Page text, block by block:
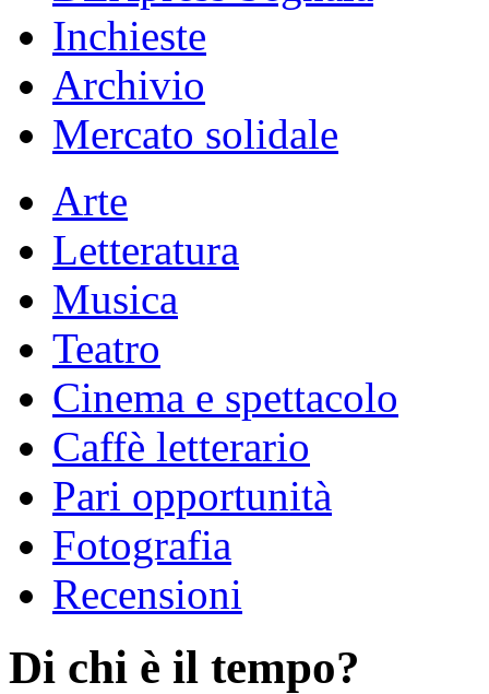
Inchieste
Archivio
Mercato solidale
Arte
Letteratura
Musica
Teatro
Cinema e spettacolo
Caffè letterario
Pari opportunità
Fotografia
Recensioni
Di chi è il tempo?